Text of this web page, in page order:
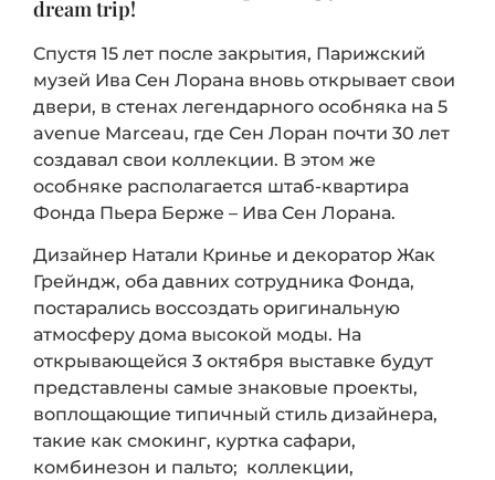
dream trip!
Cпустя 15 лет после закрытия, Парижский
музей Ива Сен Лорана вновь открывает свои
двери, в стенах легендарного особняка на 5
avenue Marceau, где Сен Лоран почти 30 лет
создавал свои коллекции. В этом же
особняке располагается штаб-квартира
Фонда Пьера Берже – Ива Сен Лорана.
Дизайнер Натали Кринье и декоратор Жак
Грейндж, оба давних сотрудника Фонда,
постарались воссоздать оригинальную
атмосферу дома высокой моды. На
открывающейся 3 октября выставке будут
представлены самые знаковые проекты,
воплощающие типичный стиль дизайнера,
такие как смокинг, куртка сафари,
комбинезон и пальто; коллекции,